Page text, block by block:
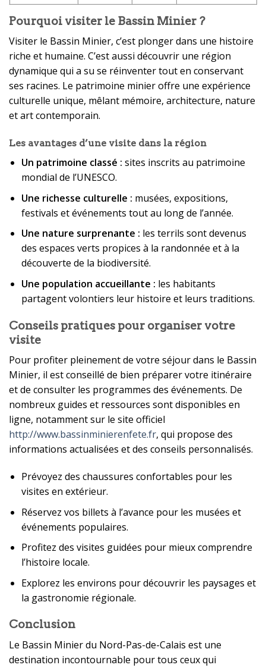
Pourquoi visiter le Bassin Minier ?
Visiter le Bassin Minier, c’est plonger dans une histoire
riche et humaine. C’est aussi découvrir une région
dynamique qui a su se réinventer tout en conservant
ses racines. Le patrimoine minier offre une expérience
culturelle unique, mêlant mémoire, architecture, nature
et art contemporain.
Les avantages d’une visite dans la région
Un patrimoine classé : sites inscrits au patrimoine
mondial de l’UNESCO.
Une richesse culturelle : musées, expositions,
festivals et événements tout au long de l’année.
Une nature surprenante : les terrils sont devenus
des espaces verts propices à la randonnée et à la
découverte de la biodiversité.
Une population accueillante : les habitants
partagent volontiers leur histoire et leurs traditions.
Conseils pratiques pour organiser votre
visite
Pour profiter pleinement de votre séjour dans le Bassin
Minier, il est conseillé de bien préparer votre itinéraire
et de consulter les programmes des événements. De
nombreux guides et ressources sont disponibles en
ligne, notamment sur le site officiel
http://www.bassinminierenfete.fr, qui propose des
informations actualisées et des conseils personnalisés.
Prévoyez des chaussures confortables pour les
visites en extérieur.
Réservez vos billets à l’avance pour les musées et
événements populaires.
Profitez des visites guidées pour mieux comprendre
l’histoire locale.
Explorez les environs pour découvrir les paysages et
la gastronomie régionale.
Conclusion
Le Bassin Minier du Nord-Pas-de-Calais est une
destination incontournable pour tous ceux qui